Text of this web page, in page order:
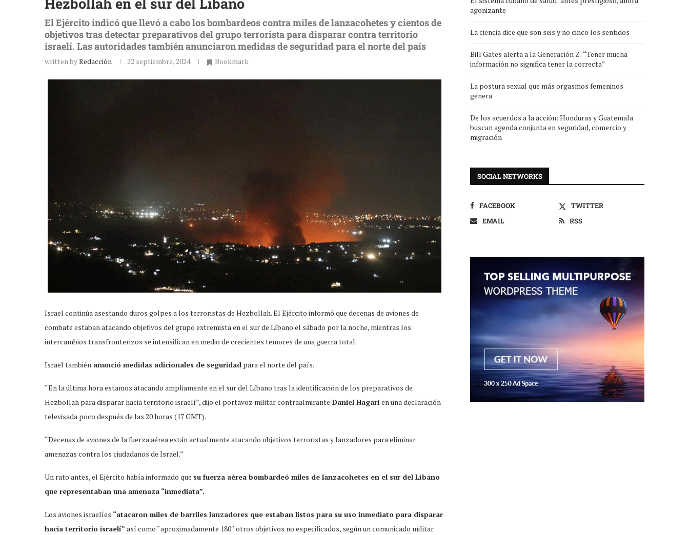
El Ejército indicó que llevó a cabo los bombardeos contra miles de lanzacohetes y cientos de
objetivos tras detectar preparativos del grupo terrorista para disparar contra territorio
israelí. Las autoridades también anunciaron medidas de seguridad para el norte del país
written byRedacción 22 septiembre, 2024 Bookmark
Israel continúa asestando duros golpes a los terroristas de Hezbollah. El Ejército informó que decenas de aviones de
combate estaban atacando objetivos del grupo extremista en el sur de Líbano el sábado por la noche, mientras los
intercambios transfronterizos se intensifican en medio de crecientes temores de una guerra total.
Israel también anunció medidas adicionales de seguridad para el norte del país.
“En la última hora estamos atacando ampliamente en el sur del Líbano tras la identificación de los preparativos de
Hezbollah para disparar hacia territorio israelí”, dijo el portavoz militar contraalmirante Daniel Hagari en una declaración
televisada poco después de las 20 horas (17 GMT).
“Decenas de aviones de la fuerza aérea están actualmente atacando objetivos terroristas y lanzadores para eliminar
amenazas contra los ciudadanos de Israel.”
Un rato antes, el Ejército había informado que su fuerza aérea bombardeó miles de lanzacohetes en el sur del Líbano
que representaban una amenaza “inmediata”.
Los aviones israelíes “atacaron miles de barriles lanzadores que estaban listos para su uso inmediato para disparar
hacia territorio israelí” así como “aproximadamente 180″ otros objetivos no especificados, según un comunicado militar.
agonizante
La ciencia dice que son seis y no cinco los sentidos
Bill Gates alerta a la Generación Z: “Tener mucha
información no significa tener la correcta”
La postura sexual que más orgasmos femeninos
genera
De los acuerdos a la acción: Honduras y Guatemala
buscan agenda conjunta en seguridad, comercio y
migración
SOCIAL NETWORKS
FACEBOOK
TWITTER
EMAIL
RSS